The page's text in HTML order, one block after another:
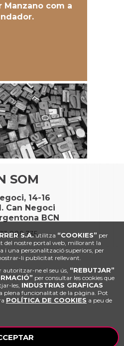
Manzano com a
SOM
14-16
Can Negoci
BCN
889 335
S.A.utilitza “COOKIES” per
del nostre portal web, millorant la
i una personalització superiors, per
li publicitat rellevant.
autoritzar-ne el seu ús, “REBUTJAR”
per consultar les cookies que
les, INDUSTRIAS GRAFICAS
plena funcionalitat de la pàgina. Pot
POLÍTICA DE COOKIES a peu de